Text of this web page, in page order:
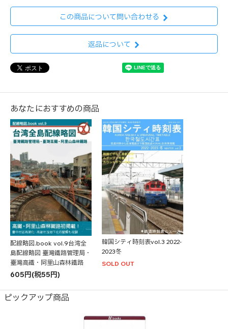
この商品について問い合わせる
返品について
あなたにおすすめの商品
配線略図.book vol.9台湾全
島配線略図 臺灣鐵路管理局・
臺灣高鐵・阿里山森林鐵路
605円(税55円)
韓国シティ時刻表vol.3 2022-
2023冬
SOLD OUT
ピックアップ商品